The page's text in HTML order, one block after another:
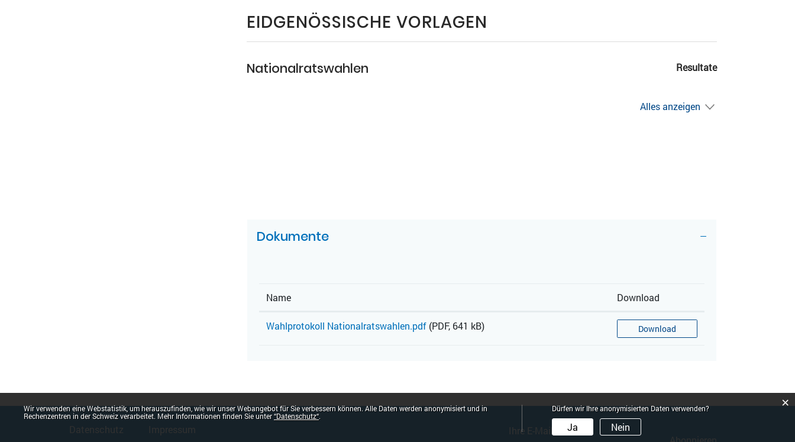
EIDGENÖSSISCHE VORLAGEN
Nationalratswahlen Resultate
Alles anzeigen
Dokumente
Name Download
Wahlprotokoll Nationalratswahlen.pdf (PDF, 641 kB) Download
FusszeileDatenschutz
Impressum
Webstatistik
Wir verwenden eine Webstatistik, um herauszufinden, wie wir unser Webangebot für Sie verbessern können. Alle Daten werden anonymisiert und in
Rechenzentren in der Schweiz verarbeitet. Mehr Informationen finden Sie unter“Datenschutz“.
Dürfen wir Ihre anonymisierten Daten verwenden?
Ja Nein
×